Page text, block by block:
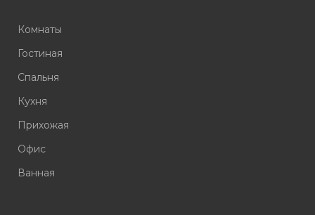
Комнаты
Гостиная
Спальня
Кухня
Прихожая
Офис
Ванная